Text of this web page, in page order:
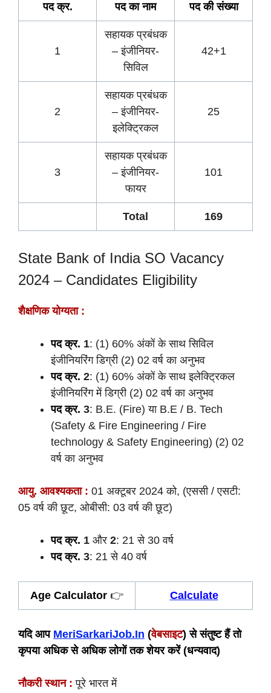
पद क्र.
पद का नाम पद की संख्या
1
सहायक प्रबंधक
– इंजीनियर-
सिविल
42+1
2
सहायक प्रबंधक
– इंजीनियर-
इलेक्ट्रिकल
25
3
सहायक प्रबंधक
– इंजीनियर-
फायर
101
Total 169
State Bank of India SO Vacancy
2024 – Candidates Eligibility
शैक्षणिक योग्यता :
पद क्र. 1: (1) 60% अंकों के साथ सिविल
इंजीनियरिंग डिग्री (2) 02 वर्ष का अनुभव
पद क्र. 2: (1) 60% अंकों के साथ इलेक्ट्रिकल
इंजीनियरिंग में डिग्री (2) 02 वर्ष का अनुभव
पद क्र. 3: B.E. (Fire) या B.E / B. Tech
(Safety & Fire Engineering / Fire
technology & Safety Engineering) (2) 02
वर्ष का अनुभव
आयु. आवश्यकता : 01 अक्टूबर 2024 को, (एससी / एसटी:
05 वर्ष की छूट, ओबीसी: 03 वर्ष की छूट)
पद क्र. 1 और 2: 21 से 30 वर्ष
पद क्र. 3: 21 से 40 वर्ष
Age Calculator 👉 Calculate
यदि आप MeriSarkariJob.In (वेबसाइट) से संतुष्ट हैं तो
कृपया अधिक से अधिक लोगों तक शेयर करें (धन्यवाद)
नौकरी स्थान : पूरे भारत में